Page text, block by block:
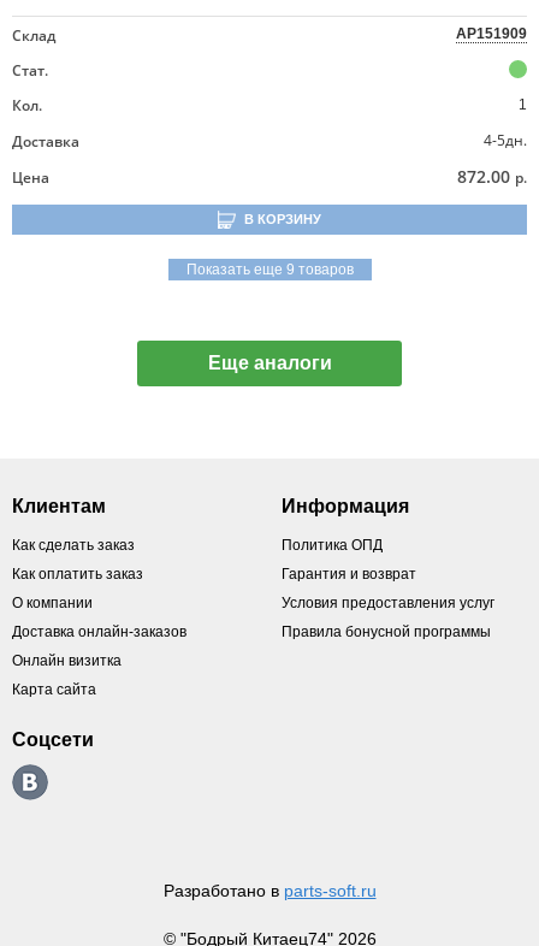
Склад AP151909
Стат.
Кол.
1
Доставка
4-5дн.
Цена
872.00 р.
В КОРЗИНУ
Показать еще 9 товаров
Еще аналоги
Клиентам
Как сделать заказ
Как оплатить заказ
О компании
Доставка онлайн-заказов
Онлайн визитка
Карта сайта
Информация
Политика ОПД
Гарантия и возврат
Условия предоставления услуг
Правила бонусной программы
Соцсети
Разработано в parts-soft.ru
© "Бодрый Китаец74" 2026